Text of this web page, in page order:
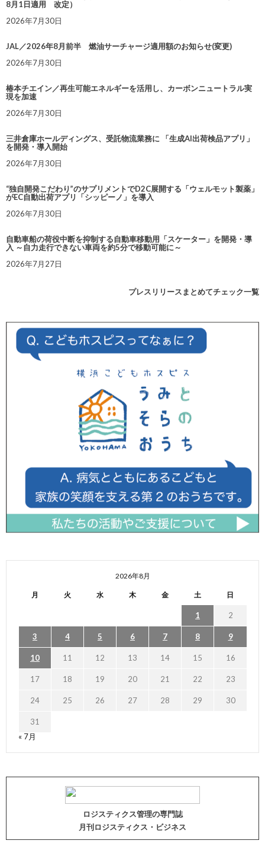
8月1日適用 改定）
2026年7月30日
JAL／2026年8月前半 燃油サーチャージ適用額のお知らせ(変更)
2026年7月30日
椿本チエイン／再生可能エネルギーを活用し、カーボンニュートラル実
現を加速
2026年7月30日
三井倉庫ホールディングス、受託物流業務に 「生成AI出荷検品アプリ」
を開発・導入開始
2026年7月30日
“独自開発こだわり”のサプリメントでD2C展開する「ウェルモット製薬」
がEC自動出荷アプリ「シッピーノ」を導入
2026年7月30日
自動車船の荷役中断を抑制する自動車移動用「スケーター」を開発・導
入 ～自力走行できない車両を約5分で移動可能に～
2026年7月27日
プレスリリースまとめてチェック一覧
2026年8月
月 火 水 木 金 土 日
1 2
3 4 5 6 7 8 9
10 11 12 13 14 15 16
17 18 19 20 21 22 23
24 25 26 27 28 29 30
31
« 7月
ロジスティクス管理の専門誌
月刊ロジスティクス・ビジネス